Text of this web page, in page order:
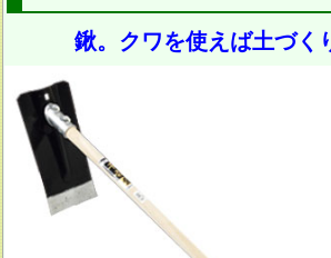
鍬。クワを使えば土づく